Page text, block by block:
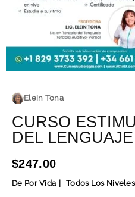
Elein Tona
CURSO
DEL LENGUAJE
$247.00
De Por Vida Todos Los Niveles